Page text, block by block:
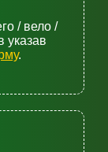
/ вело /
указав
.